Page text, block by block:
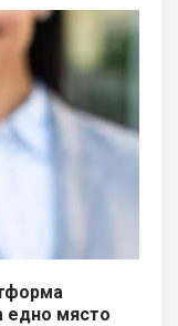
едно място